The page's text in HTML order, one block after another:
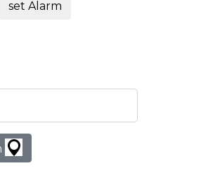
set Alarm